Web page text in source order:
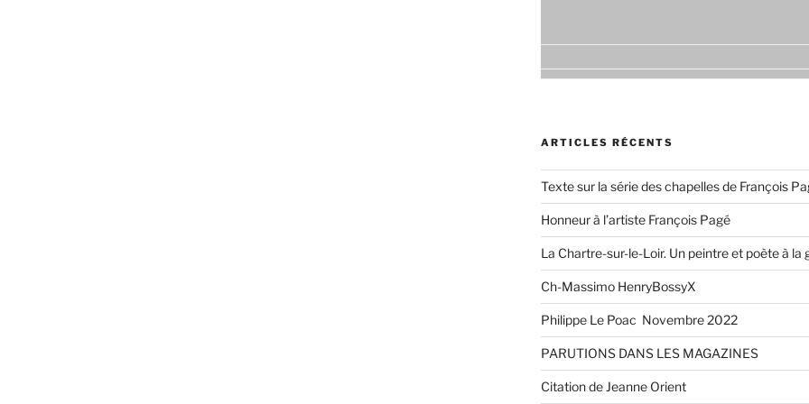
ARTICLES RÉCENTS
Texte sur la série des chapelles de François
Honneur à l’artiste François Pagé
La Chartre-sur-le-Loir. Un peintre et poète à la
Ch-Massimo HenryBossyX
Philippe Le Poac Novembre 2022
PARUTIONS DANS LES MAGAZINES
Citation de Jeanne Orient